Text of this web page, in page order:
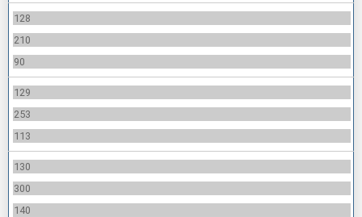
128
210
90
129
253
113
130
300
140